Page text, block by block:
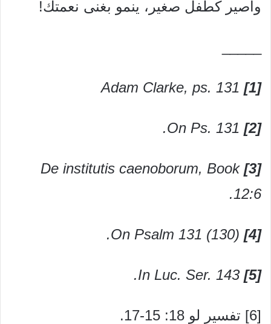
وأصير كطفل صغير، ينمو بغنى نعمتك!
[1]
[2]
[3]
De institutis caenoborum, Book
12:6.
[4]
[5]
[6] تفسير لو 18: 15-17.